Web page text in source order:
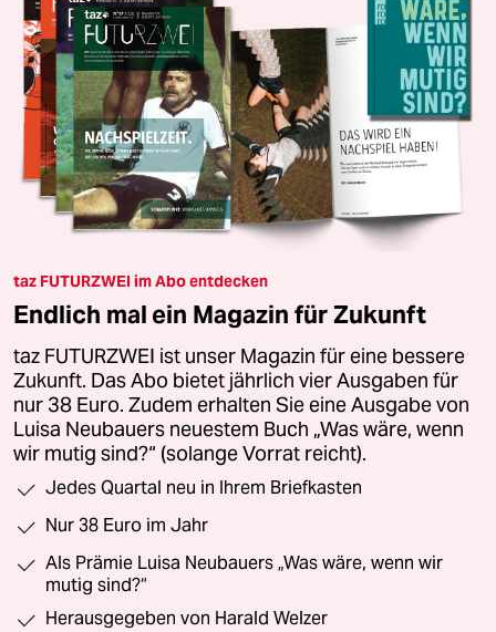
taz FUTURZWEI im Abo entdecken
Endlich mal ein Magazin für Zukunft
taz FUTURZWEI ist unser Magazin für eine bessere
Zukunft. Das Abo bietet jährlich vier Ausgaben für
nur 38 Euro. Zudem erhalten Sie eine Ausgabe von
Luisa Neubauers neuestem Buch „Was wäre, wenn
wir mutig sind?“ (solange Vorrat reicht).
Jedes Quartal neu in Ihrem Briefkasten
Nur 38 Euro im Jahr
Als Prämie Luisa Neubauers „Was wäre, wenn wir
mutig sind?“
Herausgegeben von Harald Welzer